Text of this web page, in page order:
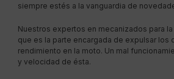
siempre estés a la vanguardia de
Nuestros expertos en mecanizados para
que es la parte encargada de expulsar
rendimiento en la moto. Un mal
y velocidad de ésta.